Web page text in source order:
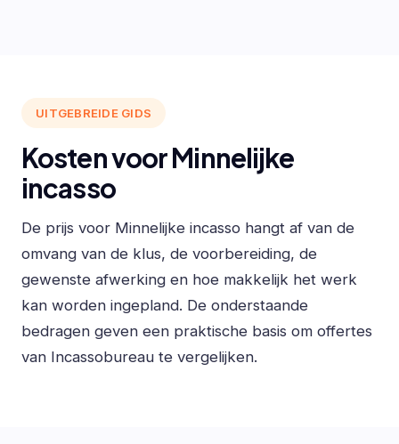
UITGEBREIDE GIDS
Kosten voor Minnelijke
incasso
De prijs voor Minnelijke incasso hangt af van de
omvang van de klus, de voorbereiding, de
gewenste afwerking en hoe makkelijk het werk
kan worden ingepland. De onderstaande
bedragen geven een praktische basis om offertes
van Incassobureau te vergelijken.